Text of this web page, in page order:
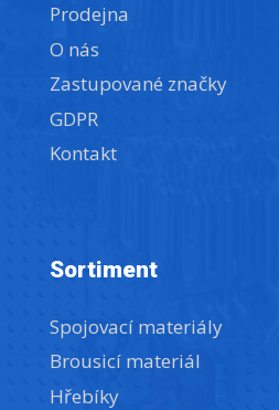
Prodejna
O nás
Zastupované značky
GDPR
Kontakt
Sortiment
Spojovací materiály
Brousicí materiál
Hřebíky